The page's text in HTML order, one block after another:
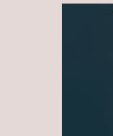
Skip to main content